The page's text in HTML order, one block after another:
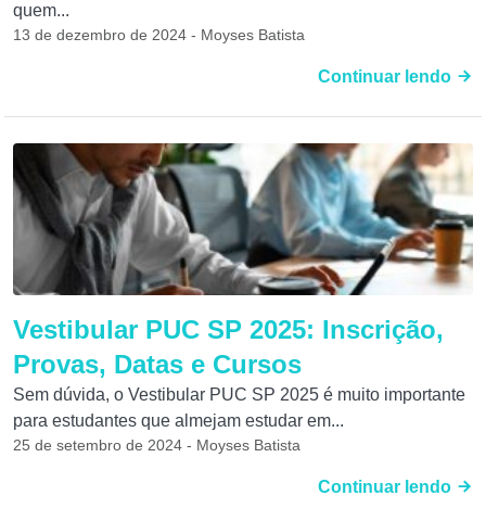
quem...
13 de dezembro de 2024 - Moyses Batista
Continuar lendo
Vestibular PUC SP 2025: Inscrição,
Provas, Datas e Cursos
Sem dúvida, o Vestibular PUC SP 2025 é muito importante
para estudantes que almejam estudar em...
25 de setembro de 2024 - Moyses Batista
Continuar lendo